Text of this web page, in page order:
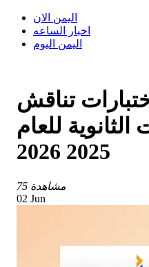
اليمن الان
اخبار الساعه
اليمن اليوم
تناقش
الثانوية للعام
2025 2026
75 مشاهدة
02 Jun